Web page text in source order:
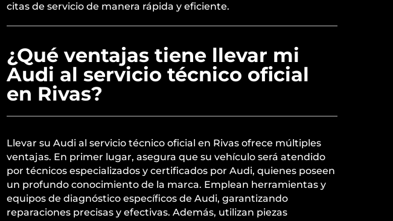
citas de servicio de manera rápida y eficiente.
¿Qué ventajas tiene llevar mi
Audi al servicio técnico oficial
en Rivas?
Llevar su Audi al servicio técnico oficial en Rivas ofrece múltiples
ventajas. En primer lugar, asegura que su vehículo será atendido
por técnicos especializados y certificados por Audi, quienes poseen
un profundo conocimiento de la marca. Emplean herramientas y
equipos de diagnóstico específicos de Audi, garantizando
reparaciones precisas y efectivas. Además, utilizan piezas